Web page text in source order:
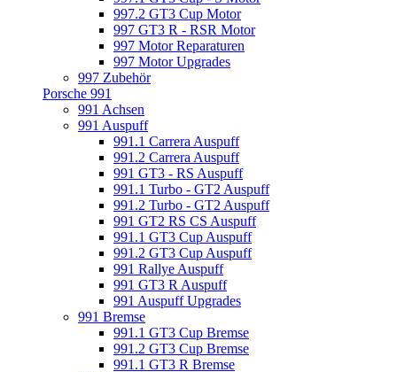
997.2 GT3 Cup Motor
997 GT3 R - RSR Motor
997 Motor Reparaturen
997 Motor Upgrades
997 Zubehör
Porsche 991
991 Achsen
991 Auspuff
991.1 Carrera Auspuff
991.2 Carrera Auspuff
991 GT3 - RS Auspuff
991.1 Turbo - GT2 Auspuff
991.2 Turbo - GT2 Auspuff
991 GT2 RS CS Auspuff
991.1 GT3 Cup Auspuff
991.2 GT3 Cup Auspuff
991 Rallye Auspuff
991 GT3 R Auspuff
991 Auspuff Upgrades
991 Bremse
991.1 GT3 Cup Bremse
991.2 GT3 Cup Bremse
991.1 GT3 R Bremse